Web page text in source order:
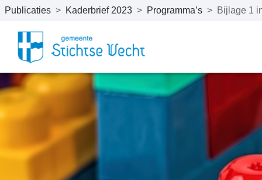
Naar hoofdinhoud
Publicaties > Kaderbrief 2023 > Programma’s > Bijlage 1